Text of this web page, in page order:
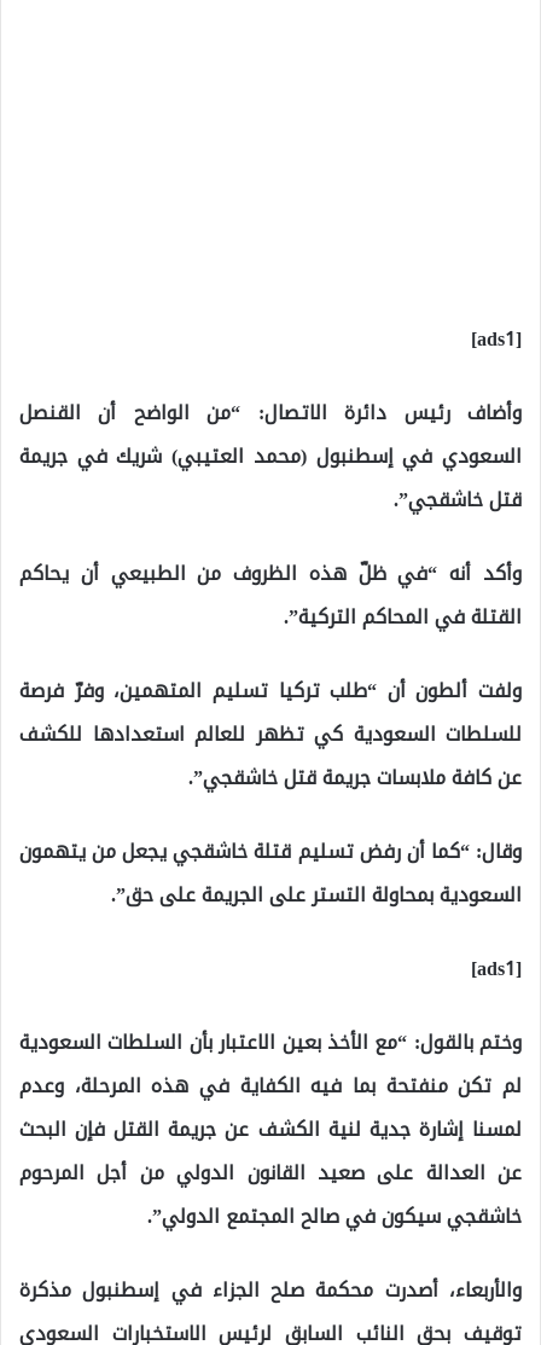
[ads1]
وأضاف رئيس دائرة الاتصال: “من الواضح أن القنصل
السعودي في إسطنبول (محمد العتيبي) شريك في جريمة
قتل خاشقجي”.
وأكد أنه “في ظلّ هذه الظروف من الطبيعي أن يحاكم
القتلة في المحاكم التركية”.
ولفت ألطون أن “طلب تركيا تسليم المتهمين، وفرّ فرصة
للسلطات السعودية كي تظهر للعالم استعدادها للكشف
عن كافة ملابسات جريمة قتل خاشقجي”.
وقال: “كما أن رفض تسليم قتلة خاشقجي يجعل من يتهمون
السعودية بمحاولة التستر على الجريمة على حق”.
[ads1]
وختم بالقول: “مع الأخذ بعين الاعتبار بأن السلطات السعودية
لم تكن منفتحة بما فيه الكفاية في هذه المرحلة، وعدم
لمسنا إشارة جدية لنية الكشف عن جريمة القتل فإن البحث
عن العدالة على صعيد القانون الدولي من أجل المرحوم
خاشقجي سيكون في صالح المجتمع الدولي”.
والأربعاء، أصدرت محكمة صلح الجزاء في إسطنبول مذكرة
توقيف بحق النائب السابق لرئيس الاستخبارات السعودي